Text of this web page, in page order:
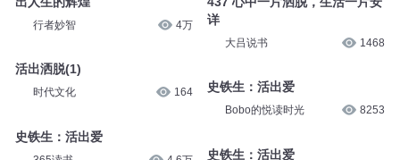
行者妙智 4万
活出洒脱(1)
时代文化 164
史铁生：活出爱
详
大吕说书 1468
史铁生：活出爱
Bobo的悦读时光 8253
史铁生：活出爱